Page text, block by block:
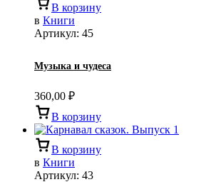
В корзину
в Книги
Артикул: 45
Музыка и чудеса
360,00 ₽
В корзину
В корзину
в Книги
Артикул: 43